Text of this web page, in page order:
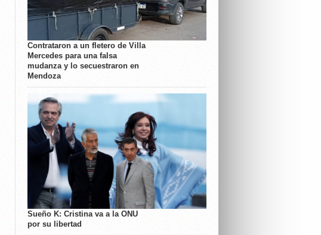
Contrataron a un fletero de Villa
Mercedes para una falsa
mudanza y lo secuestraron en
Mendoza
Sueño K: Cristina va a la ONU
por su libertad